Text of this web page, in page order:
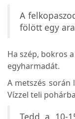
A
fölött egy
Ha szép, bokros
egyharmadát.
A metszés során
Vízzel teli